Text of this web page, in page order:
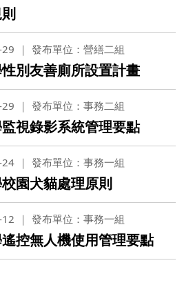
發布單位：營繕二組
別友善廁所設置計畫
發布單位：事務二組
視錄影系統管理要點
24 發布單位：事務一組
園犬貓處理原則
發布單位：事務一組
控無人機使用管理要點